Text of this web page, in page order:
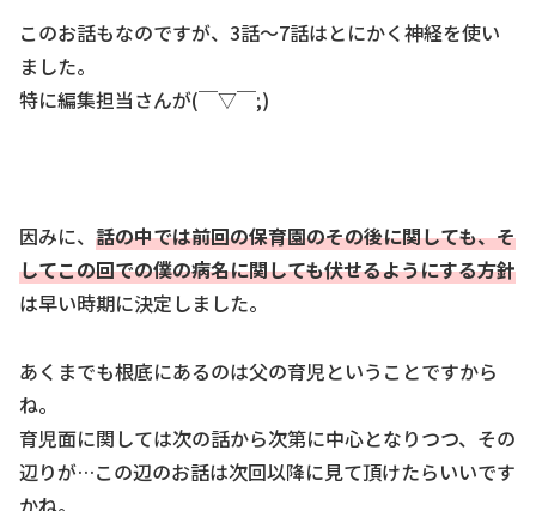
このお話もなのですが、3話～7話はとにかく神経を使い
ました。
特に編集担当さんが(￣▽￣;)
因みに、 話の中では前回の保育園のその後に関しても、そ
してこの回での僕の病名に関しても伏せるようにする方針
は早い時期に決定しました。
あくまでも根底にあるのは父の育児ということですから
ね。
育児面に関しては次の話から次第に中心となりつつ、その
辺りが…この辺のお話は次回以降に見て頂けたらいいです
かね。